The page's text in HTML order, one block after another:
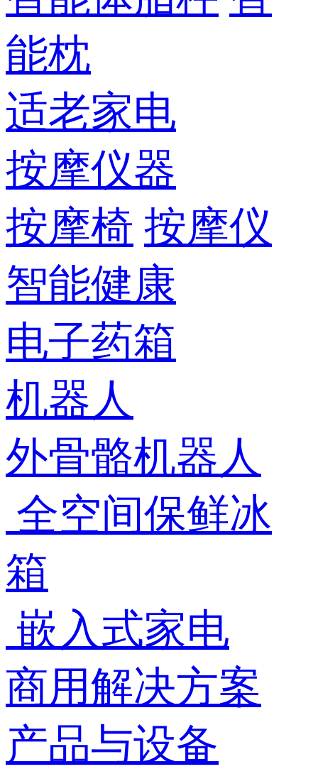
能枕
适老家电
按摩仪器
按摩椅 按摩仪
智能健康
电子药箱
机器人
外骨骼机器人
全空间保鲜冰
箱
嵌入式家电
商用解决方案
产品与设备